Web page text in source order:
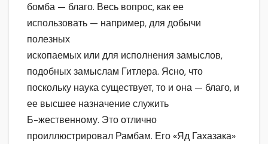
бомба — благо. Весь вопрос, как ее
использовать — например, для добычи
полезных
ископаемых или для исполнения замыслов,
подобных замыслам Гитлера. Ясно, что
поскольку наука существует, то и она — благо, и
ее высшее назначение служить
Б-жественному. Это отлично
проиллюстрировал Рамбам. Его «Яд Гахазака»